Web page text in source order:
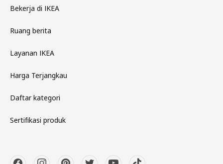
Bekerja di IKEA
Ruang berita
Layanan IKEA
Harga Terjangkau
Daftar kategori
Sertifikasi produk